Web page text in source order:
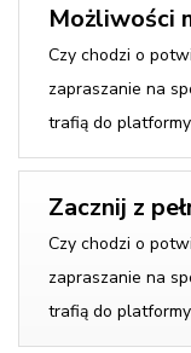
Możliwości
Czy chodzi o
zapraszanie na
trafią do
Zacznij z
Czy chodzi o
zapraszanie na
trafią do